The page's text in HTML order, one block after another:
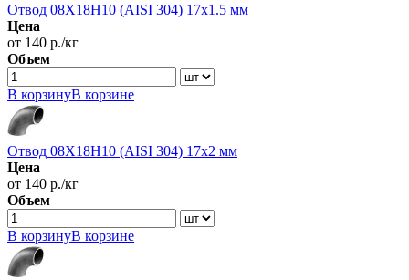
Отвод 08Х18Н10 (AISI 304) 17х1.5 мм
Цена
от 140 р./кг
Объем
В корзинуВ корзине
Отвод 08Х18Н10 (AISI 304) 17х2 мм
Цена
от 140 р./кг
Объем
В корзинуВ корзине